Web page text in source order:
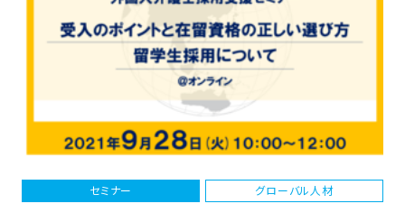
セミナー グローバル人材